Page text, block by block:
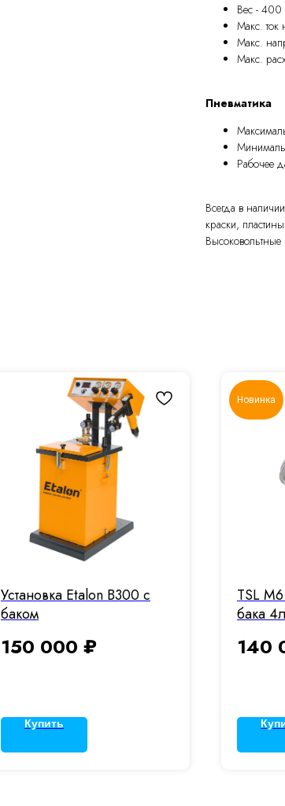
Вес - 400
Макс.
Макс.
Макс.
Пневматика
Рабочее
Всегда в
краски,
Установка Etalon В300 с
баком
150 000 ₽
Купить
Новинка
TSL
бака 4л
140